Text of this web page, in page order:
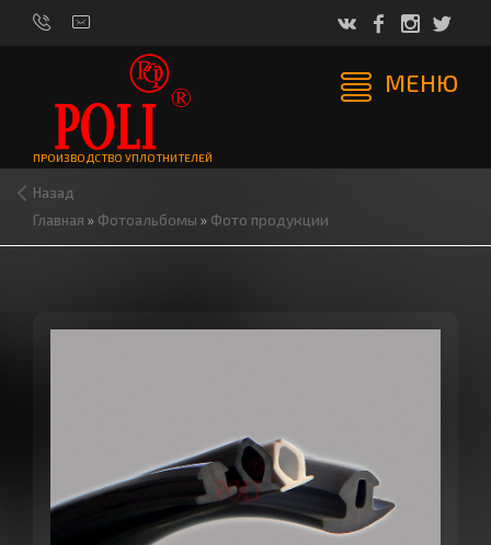
ПРОИЗВОДСТВО УПЛОТНИТЕЛЕЙ
МЕНЮ
Назад
Главная » Фотоальбомы » Фото продукции